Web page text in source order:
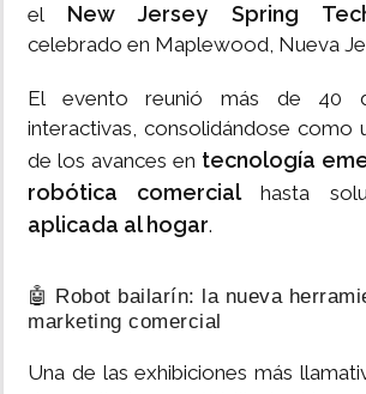
el New Jersey Spring
celebrado en Maplewood, Nueva
El evento reunió más de 40
interactivas, consolidándose como
de los avances en tecnología
robótica comercialhasta
aplicada al hogar.
🤖 Robot bailarín: la nueva
marketing comercial
Una de las exhibiciones más